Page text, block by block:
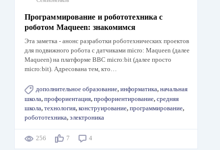
Программирование и робототехника с
роботом Maqueen: знакомимся
Эта заметка - анонс разработки роботехнических проектов
для подвижного робота с датчиками micro: Maqueen (далее
Maqueen) на платформе BBC micro:bit (далее просто
micro:bit). Адресована тем, кто…
дополнительное образование, информатика, начальная
школа, профориентация, профориентирование, средняя
школа, технология, конструирование, программирование,
робототехника, электроника
256 7 4